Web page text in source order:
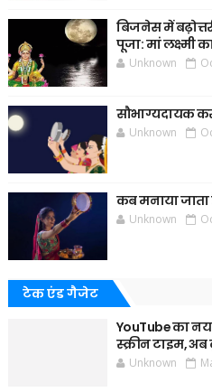
बिजनेस में
पूजा: मां लक्ष्मी
Unknown
सौभाग्यदायक
Unknown
कब मनाया जाता
Unknown
टेक एंड गैजेट
YouTube का
स्क्रीन टाइम, अब
Unknown